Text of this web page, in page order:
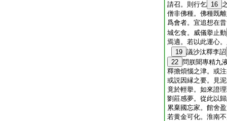
請召。則行乞 16
僧非佛種。佛種既
爲會者。宜追想在
城乞食。威儀擧止動
焉適。若以此運心
19 議沙汰釋李詔
22 問朕聞專精九
釋擔煩惱之津。或
或説因縁之要。見
竟於輕擧。如來證
劉莊感夢。從此以
累棄國忘家。館舍
若黄金可化。淮南